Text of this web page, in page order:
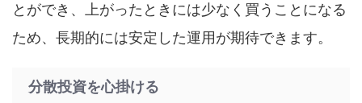
とができ、上がったときには少なく買うことになる
ため、長期的には安定した運用が期待できます。
分散投資を心掛ける